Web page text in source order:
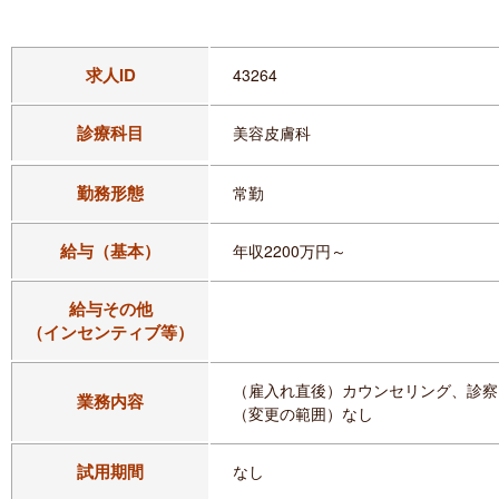
求人ID 43264
診療科目 美容皮膚科
勤務形態 常勤
給与（基本） 年収2200万円～
給与その他
（インセンティブ等）
業務内容
（雇入れ直後）カウンセリング、診
（変更の範囲）なし
試用期間 なし